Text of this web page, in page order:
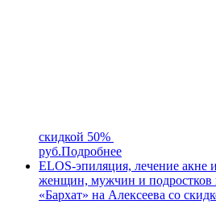
скидкой 50%
руб.Подробнее
ELOS-эпиляция, лечение акне
женщин, мужчин и подростков
«Бархат» на Алексеева со